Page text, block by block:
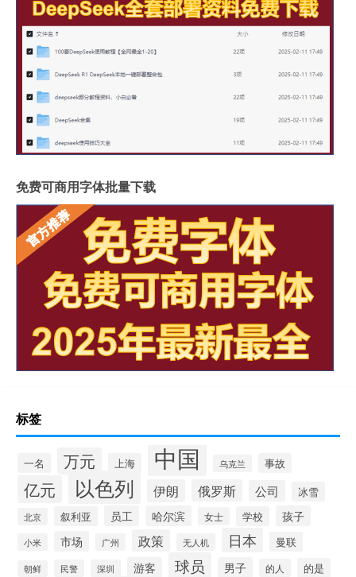
免费可商用字体批量下载
标签
一名 万元 上海 中国 乌克兰 事故
亿元 以色列 伊朗 俄罗斯 公司 冰雪
北京 叙利亚 员工 哈尔滨 女士 学校 孩子
小米 市场 广州 政策 无人机 日本 曼联
朝鲜 民警 深圳 游客 球员 男子 的人 的是